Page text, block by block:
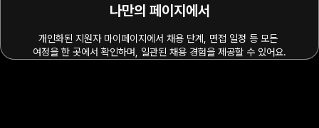
나만의 페이지에서
개인화된 지원자 마이페이지에서 채용 단계, 면접 일정 등 모든
여정을 한 곳에서 확인하며, 일관된 채용 경험을 제공할 수 있어요.